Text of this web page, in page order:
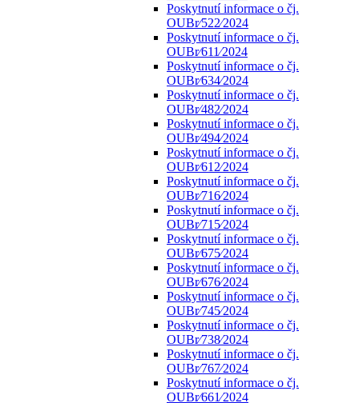
Poskytnutí informace o čj.
OUBr⁄522⁄2024
Poskytnutí informace o čj.
OUBr⁄611⁄2024
Poskytnutí informace o čj.
OUBr⁄634⁄2024
Poskytnutí informace o čj.
OUBr⁄482⁄2024
Poskytnutí informace o čj.
OUBr⁄494⁄2024
Poskytnutí informace o čj.
OUBr⁄612⁄2024
Poskytnutí informace o čj.
OUBr⁄716⁄2024
Poskytnutí informace o čj.
OUBr⁄715⁄2024
Poskytnutí informace o čj.
OUBr⁄675⁄2024
Poskytnutí informace o čj.
OUBr⁄676⁄2024
Poskytnutí informace o čj.
OUBr⁄745⁄2024
Poskytnutí informace o čj.
OUBr⁄738⁄2024
Poskytnutí informace o čj.
OUBr⁄767⁄2024
Poskytnutí informace o čj.
OUBr⁄661⁄2024